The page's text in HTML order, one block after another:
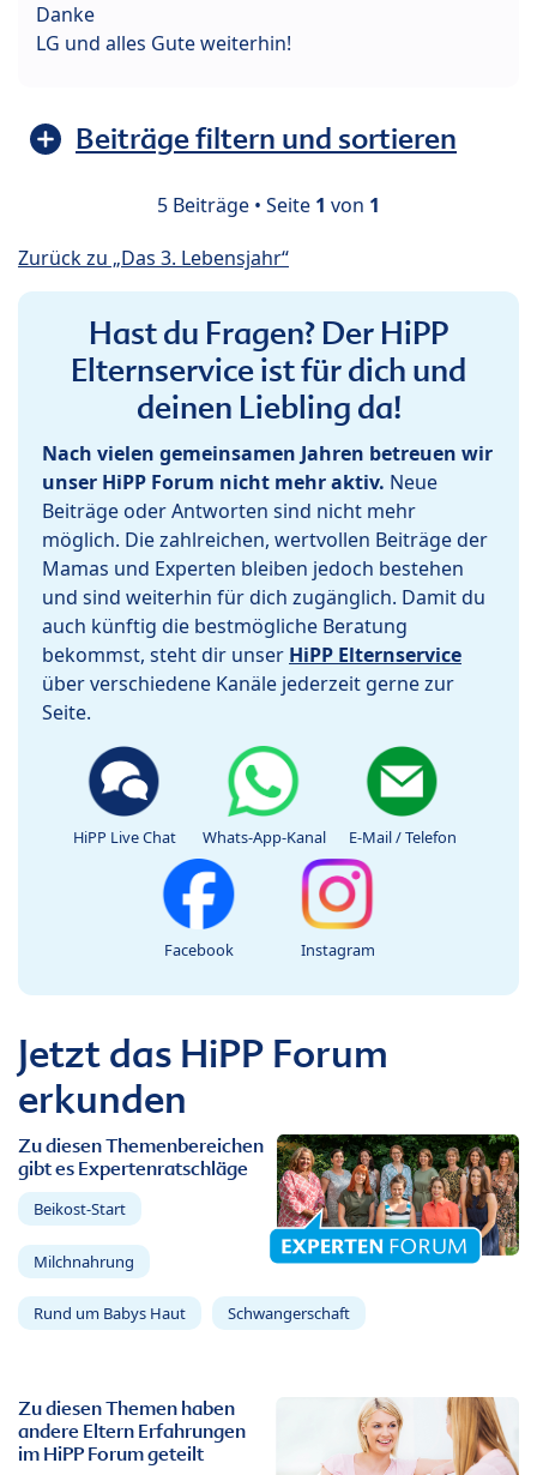
Danke
LG und alles Gute weiterhin!
Beiträge filtern und sortieren
5 Beiträge • Seite 1 von 1
Zurück zu „Das 3. Lebensjahr“
Hast du Fragen? Der HiPP
Elternservice ist für dich und
deinen Liebling da!
Nach vielen gemeinsamen Jahren betreuen wir
unser HiPP Forum nicht mehr aktiv. Neue
Beiträge oder Antworten sind nicht mehr
möglich. Die zahlreichen, wertvollen Beiträge der
Mamas und Experten bleiben jedoch bestehen
und sind weiterhin für dich zugänglich. Damit du
auch künftig die bestmögliche Beratung
bekommst, steht dir unser HiPP Elternservice
über verschiedene Kanäle jederzeit gerne zur
Seite.
HiPP Live Chat Whats-App-Kanal E-Mail / Telefon
Facebook Instagram
Jetzt das HiPP Forum
erkunden
Zu diesen Themenbereichen
gibt es Expertenratschläge
Beikost-Start
Milchnahrung
Rund um Babys Haut Schwangerschaft
Zu diesen Themen haben
andere Eltern Erfahrungen
im HiPP Forum geteilt